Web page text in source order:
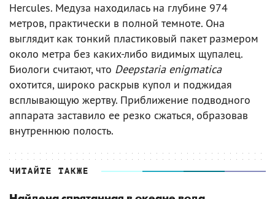
Hercules. Медуза находилась на глубине 974
метров, практически в полной темноте. Она
выглядит как тонкий пластиковый пакет размером
около метра без каких-либо видимых щупалец.
Биологи считают, что Deepstaria enigmatica
охотится, широко раскрыв купол и поджидая
всплывающую жертву. Приближение подводного
аппарата заставило ее резко сжаться, образовав
внутреннюю полость.
ЧИТАЙТЕ ТАКЖЕ